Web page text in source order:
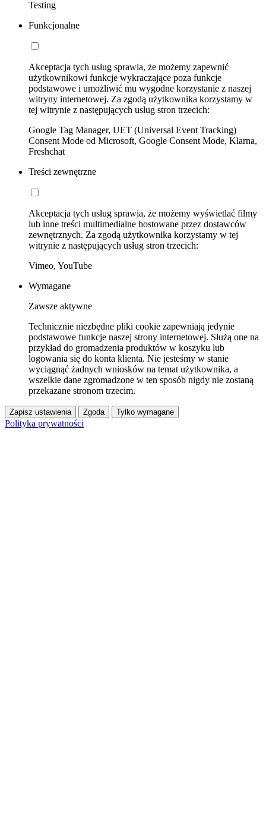
Testing
Funkcjonalne
Akceptacja tych usług sprawia, że możemy zapewnić
użytkownikowi funkcje wykraczające poza funkcje
podstawowe i umożliwić mu wygodne korzystanie z naszej
witryny internetowej. Za zgodą użytkownika korzystamy w
tej witrynie z następujących usług stron trzecich:
Google Tag Manager, UET (Universal Event Tracking)
Consent Mode od Microsoft, Google Consent Mode, Klarna,
Freshchat
Treści zewnętrzne
Akceptacja tych usług sprawia, że możemy wyświetlać filmy
lub inne treści multimedialne hostowane przez dostawców
zewnętrznych. Za zgodą użytkownika korzystamy w tej
witrynie z następujących usług stron trzecich:
Vimeo, YouTube
Wymagane
Zawsze aktywne
Technicznie niezbędne pliki cookie zapewniają jedynie
podstawowe funkcje naszej strony internetowej. Służą one na
przykład do gromadzenia produktów w koszyku lub
logowania się do konta klienta. Nie jesteśmy w stanie
wyciągnąć żadnych wniosków na temat użytkownika, a
wszelkie dane zgromadzone w ten sposób nigdy nie zostaną
przekazane stronom trzecim.
Zapisz ustawienia Zgoda Tylko wymagane
Polityka prywatności